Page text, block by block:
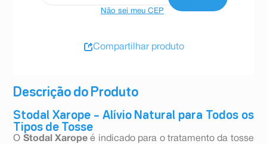
Descrição do Produto
Stodal Xarope – Alívio Natural para Todos os
Tipos de Tosse
O Stodal Xarope é indicado para o tratamento da tosse
Não sei meu CEP
Compartilhar produto